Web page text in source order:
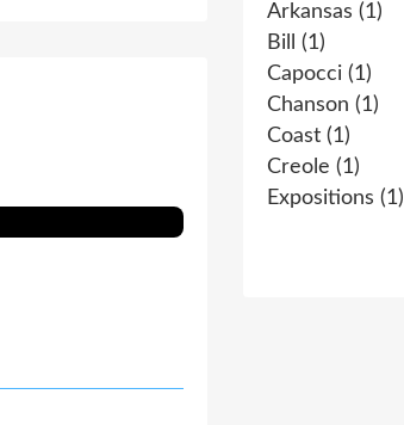
Arkansas (1)
Bill
(1)
Capocci (1)
Chanson (1)
Coast (1)
Creole (1)
Expositions (1)